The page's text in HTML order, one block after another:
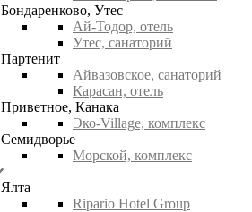
Бондаренково, Утес
Ай-Тодор, отель
Утес, санаторий
Партенит
Айвазовское, санаторий
Карасан, отель
Приветное, Канака
Эко-Village, комплекс
Семидворье
Морской, комплекс
Ялта
Ripario Hotel Group